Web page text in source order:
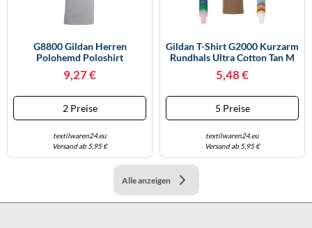
G8800 Gildan Herren
Polohemd Poloshirt
DryBlend® Jersey Polo Sport
Grey (Heather) M
9,27 €
2 Preise
textilwaren24.eu
Versand ab 5,95 €
Gildan T-Shirt G2000 Kurzarm
Rundhals Ultra Cotton Tan M
5,48 €
5 Preise
textilwaren24.eu
Versand ab 5,95 €
Alle anzeigen